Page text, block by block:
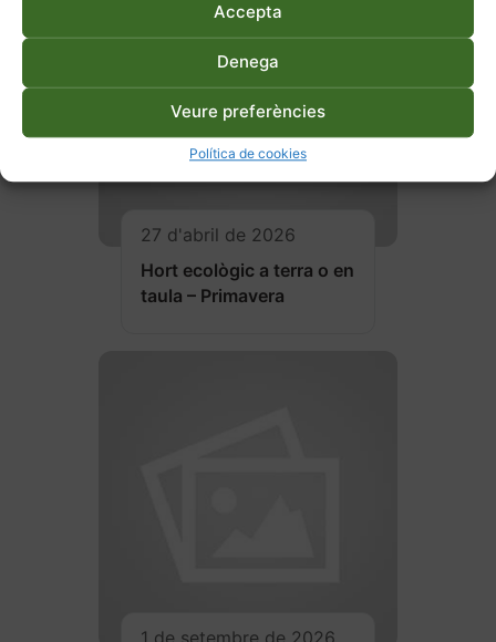
Accepta
Denega
Veure preferències
Política de cookies
27 d'abril de 2026
Hort ecològic a terra o en
taula – Primavera